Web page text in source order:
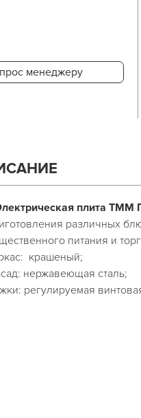
менеджеру
плита ТММ
различных
питания и
крашеный;
нержавеющая сталь;
регулируемая